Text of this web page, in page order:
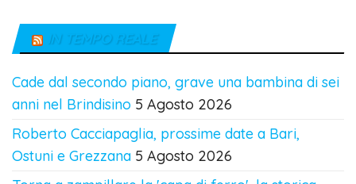
IN TEMPO REALE
Cade dal secondo piano, grave una bambina di sei
anni nel Brindisino 5 Agosto 2026
Roberto Cacciapaglia, prossime date a Bari,
Ostuni e Grezzana 5 Agosto 2026